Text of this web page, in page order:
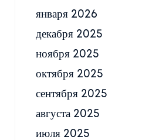
января 2026
декабря 2025
ноября 2025
октября 2025
сентября 2025
августа 2025
июля 2025